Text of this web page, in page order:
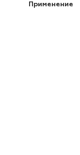
Применение